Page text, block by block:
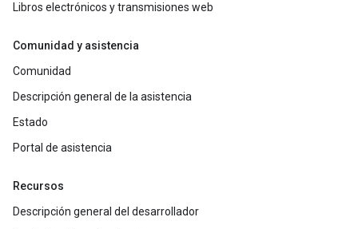
Libros electrónicos y transmisiones web
Comunidad y asistencia
Comunidad
Descripción general de la asistencia
Estado
Portal de asistencia
Recursos
Descripción general del desarrollador